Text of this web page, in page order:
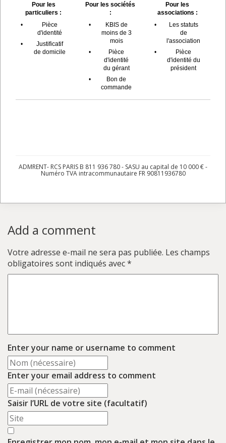
Pour les
particuliers :
•
Pièce
d'identité
•
Justificatif
de domicile
Pour les sociétés
:
•
KBIS de
moins de 3
mois
•
Pièce
d'identité
du gérant
•
Bon de
commande
Pour les
associations :
•
Les statuts
de
l'association
•
Pièce
d'identité du
président
ADMRENT- RCS PARIS B 811 936 780 - SASU au capital de 10 000 € -
Numéro TVA intracommunautaire FR 90811936780
Add a comment
Votre adresse e-mail ne sera pas publiée. Les champs
obligatoires sont indiqués avec*
Enter your name or username to comment
Enter your email address to comment
Saisir l’URL de votre site (facultatif)